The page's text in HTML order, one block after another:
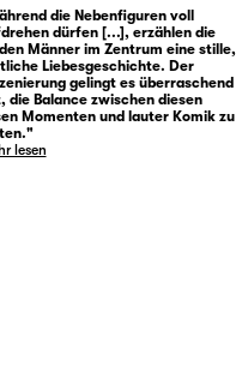
die Nebenfiguren voll
dürfen [...], erzählen die
Männer im Zentrum eine stille,
Liebesgeschichte. Der
gelingt es überraschend
die Balance zwischen diesen
Momenten und lauter Komik zu
lesen